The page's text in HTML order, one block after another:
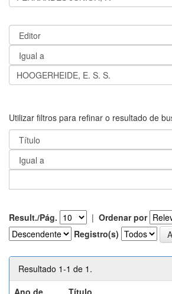
Utilizar filtros para refinar o resultado de
Result./Pág. | Ordenar por
Registro(s)
Resultado 1-1 de 1.
Ano de
Título